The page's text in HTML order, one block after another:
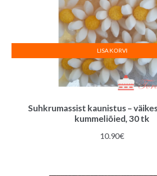
Suhkrumassist kaunistus –
kummeliõied, 30 tk
10.90€
LISA KORVI